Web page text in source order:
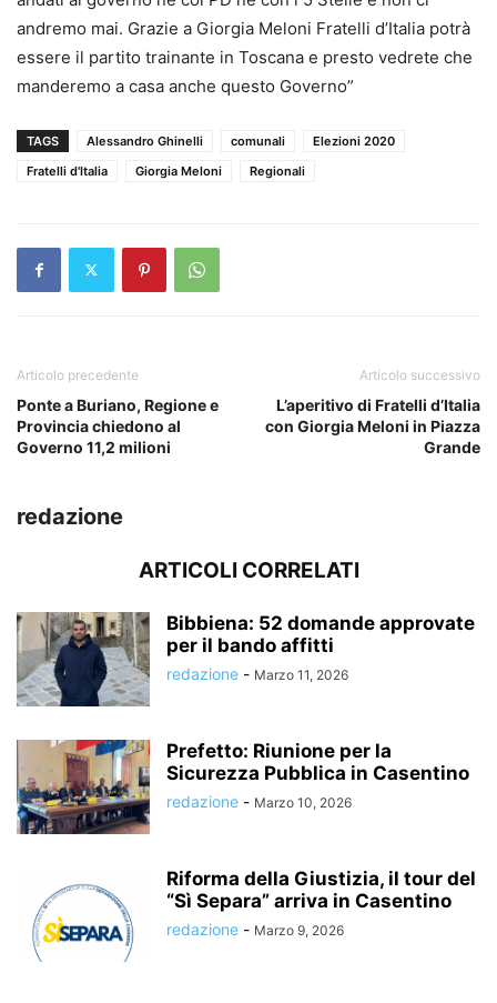
andremo mai. Grazie a Giorgia Meloni Fratelli d’Italia potrà
essere il partito trainante in Toscana e presto vedrete che
manderemo a casa anche questo Governo”
TAGS Alessandro Ghinelli comunali
Elezioni 2020
Fratelli d'Italia
Giorgia Meloni Regionali
Articolo precedente
Ponte a Buriano, Regione e
Provincia chiedono al
Governo 11,2 milioni
Articolo successivo
L’aperitivo di Fratelli d’Italia
con Giorgia Meloni in Piazza
Grande
redazione
ARTICOLI CORRELATI
Bibbiena: 52 domande approvate
per il bando affitti
redazione - Marzo 11, 2026
Prefetto: Riunione per la
Sicurezza Pubblica in Casentino
redazione - Marzo 10, 2026
Riforma della Giustizia, il tour del
“Sì Separa” arriva in Casentino
redazione - Marzo 9, 2026